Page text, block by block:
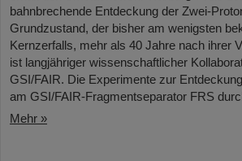
bahnbrechende Entdeckung der Zwei-
Grundzustand, der bisher am wenigsten
Kernzerfalls, mehr als 40 Jahre nach ihrer
ist langjähriger wissenschaftlicher
GSI/FAIR. Die Experimente zur
am GSI/FAIR-Fragmentseparator FRS
Mehr »